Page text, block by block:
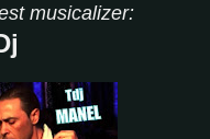
musicalizer: